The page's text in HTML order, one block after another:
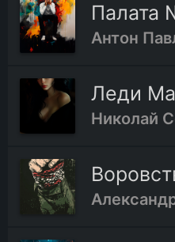
Палата
Антон
Николай